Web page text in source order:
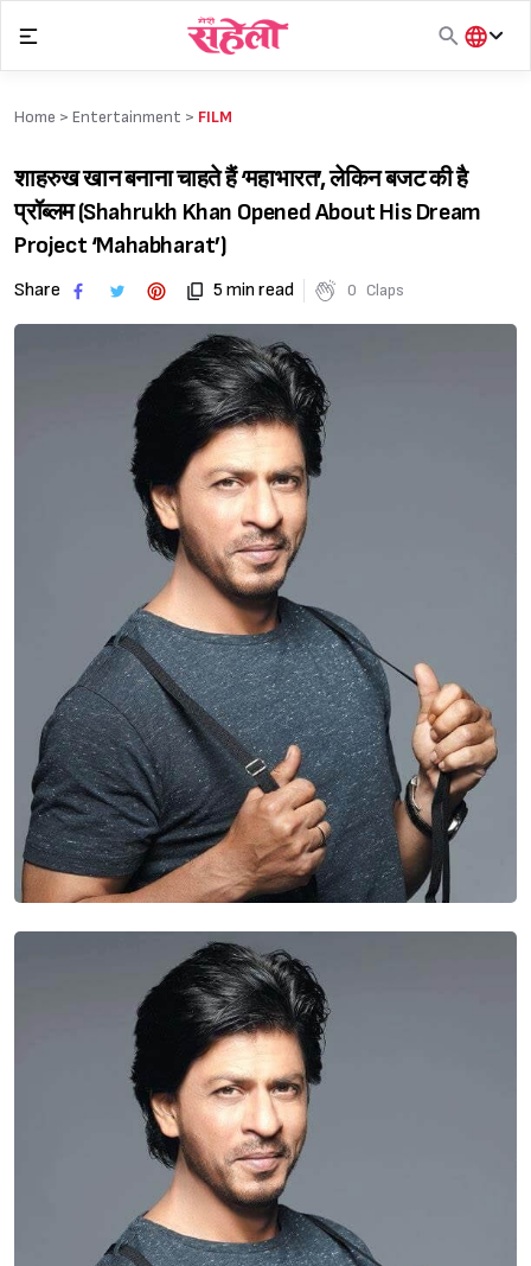
content
हिंदी
Home > Entertainment > FILM
शाहरुख खान बनाना चाहते हैं ‘महाभारत’, लेकिन बजट की है
प्रॉब्लम (Shahrukh Khan Opened About His Dream
Project ‘Mahabharat’)
Share 5 min read 0 Claps